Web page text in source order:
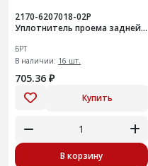
2170-6207018-02Р
Уплотнитель проема задней
БРТ
В наличии: 16 шт.
705.36 ₽
Купить
В корзину